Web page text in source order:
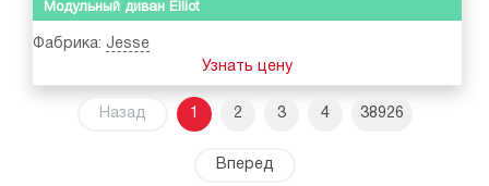
Модульный диван Elliot
Фабрика: Jesse
Узнать цену
Назад 1 2 3 4 38926
Вперед